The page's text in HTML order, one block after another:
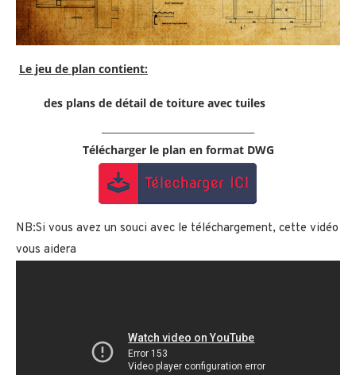
Le jeu de plan contient:
des plans de détail de toiture avec tuiles
Télécharger le plan en format DWG
NB:Si vous avez un souci avec le téléchargement, cette vidéo
vous aidera